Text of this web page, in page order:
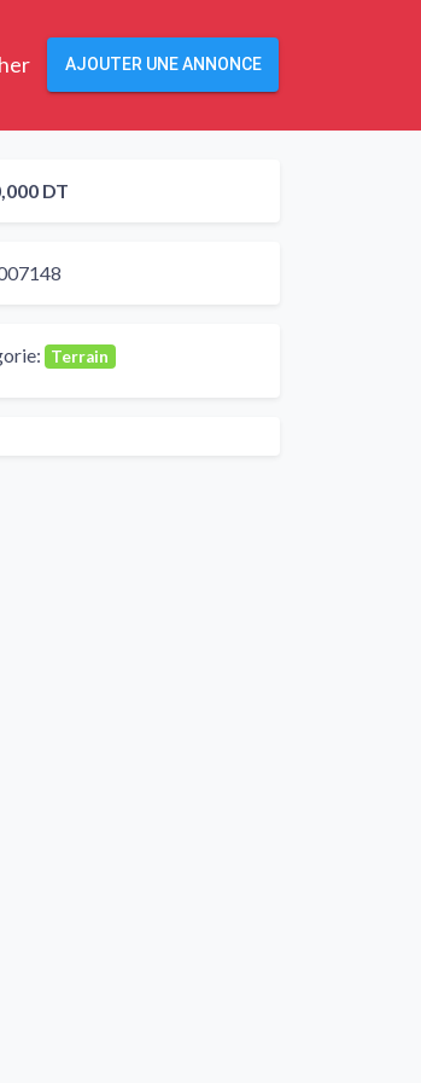
AJOUTER UNE ANNONCE
DT
Terrain